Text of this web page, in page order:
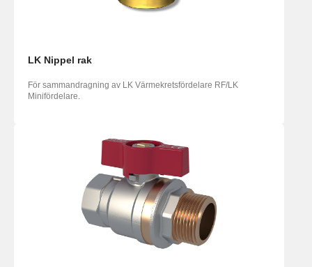
LK Nippel rak
För sammandragning av LK Värmekretsfördelare RF/LK
Minifördelare.